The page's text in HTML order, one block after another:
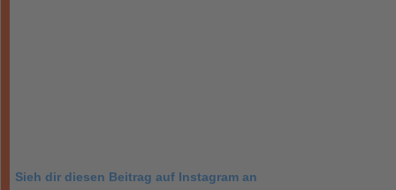
Sieh dir diesen Beitrag auf Instagram an